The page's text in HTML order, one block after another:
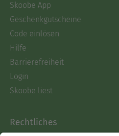
Skoobe App
Geschenkgutscheine
Code einlösen
Hilfe
Barrierefreiheit
Login
Skoobe liest
Rechtliches